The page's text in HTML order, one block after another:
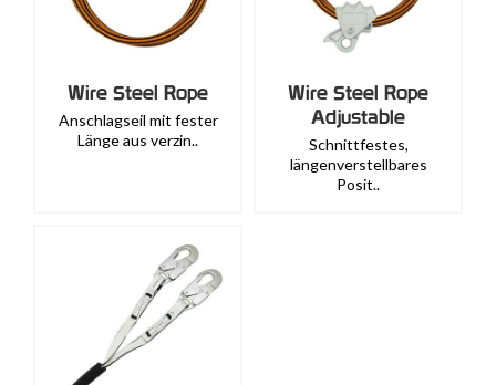
Wire Steel Rope
Anschlagseil mit fester
Länge aus verzin..
Wire Steel Rope
Adjustable
Schnittfestes,
längenverstellbares
Posit..